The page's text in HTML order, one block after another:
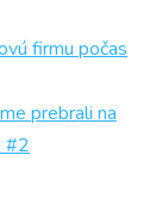
firmu počas
prebrali na
#2